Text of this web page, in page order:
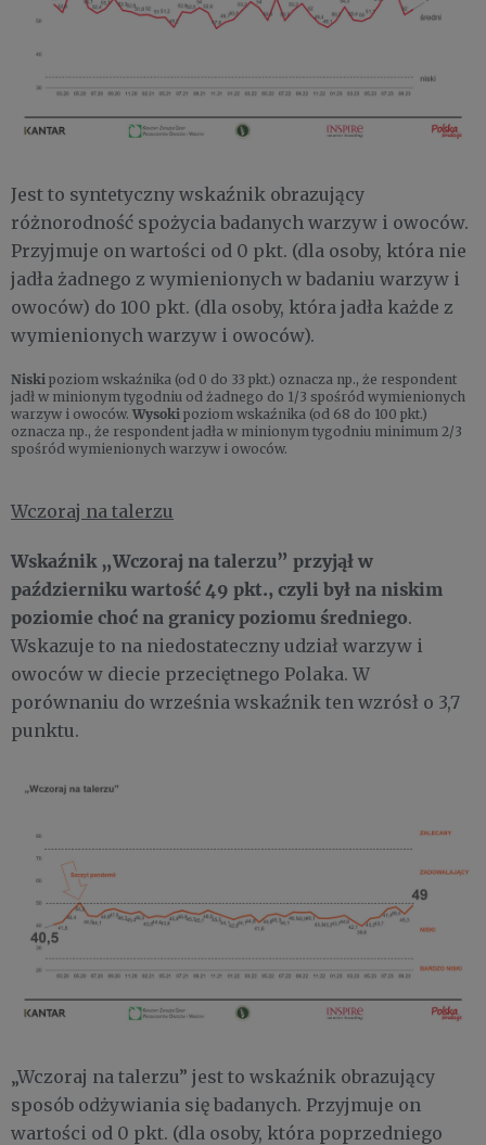
Jest to syntetyczny wskaźnik obrazujący
różnorodność spożycia badanych warzyw i owoców.
Przyjmuje on wartości od 0 pkt. (dla osoby, która nie
jadła żadnego z wymienionych w badaniu warzyw i
owoców) do 100 pkt. (dla osoby, która jadła każde z
wymienionych warzyw i owoców).
Niski poziom wskaźnika (od 0 do 33 pkt.) oznacza np., że respondent
jadł w minionym tygodniu od żadnego do 1/3 spośród wymienionych
warzyw i owoców. Wysoki poziom wskaźnika (od 68 do 100 pkt.)
oznacza np., że respondent jadła w minionym tygodniu minimum 2/3
spośród wymienionych warzyw i owoców.
Wczoraj na talerzu
Wskaźnik „Wczoraj na talerzu” przyjął w
październiku wartość 49 pkt., czyli był na niskim
poziomie choć na granicy poziomu średniego.
Wskazuje to na niedostateczny udział warzyw i
owoców w diecie przeciętnego Polaka. W
porównaniu do września wskaźnik ten wzrósł o 3,7
punktu.
„Wczoraj na talerzu” jest to wskaźnik obrazujący
sposób odżywiania się badanych. Przyjmuje on
wartości od 0 pkt. (dla osoby, która poprzedniego